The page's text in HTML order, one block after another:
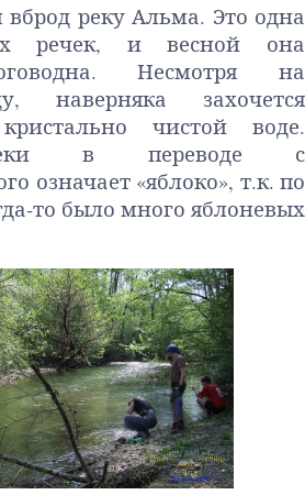
реку Альма. Это одна
речек, и весной она
Несмотря на
наверняка захочется
чистой воде.
в переводе с
означает «яблоко», т.к. по
то было много яблоневых